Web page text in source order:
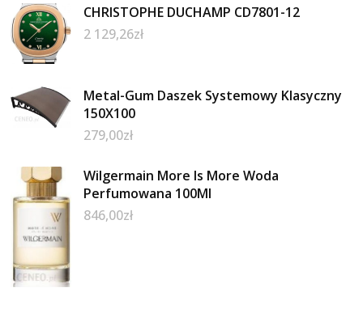
CHRISTOPHE DUCHAMP CD7801-12
2 129,26zł
Metal-Gum Daszek Systemowy Klasyczny
150X100
279,00zł
Wilgermain More Is More Woda
Perfumowana 100Ml
846,00zł